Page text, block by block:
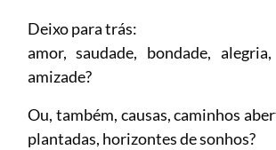
Deixo para trás:
amor, saudade, bondade,
amizade?
Ou, também, causas, caminhos
plantadas, horizontes de sonhos?